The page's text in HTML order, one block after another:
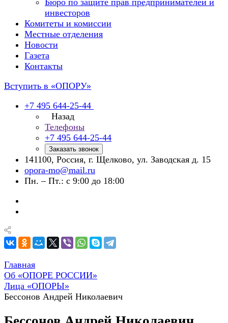
Бюро по защите прав предпринимателей и
инвесторов
Комитеты и комиссии
Местные отделения
Новости
Газета
Контакты
Вступить в «ОПОРУ»
+7 495 644-25-44
Назад
Телефоны
+7 495 644-25-44
Заказать звонок
141100, Россия, г. Щелково, ул. Заводская д. 15
opora-mo@mail.ru
Пн. – Пт.: с 9:00 до 18:00
Главная
Об «ОПОРЕ РОССИИ»
Лица «ОПОРЫ»
Бессонов Андрей Николаевич